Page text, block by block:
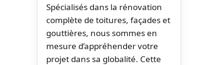
Spécialisés dans la rénovation
complète de toitures, façades et
gouttières, nous sommes en
mesure d’appréhender votre
projet dans sa globalité. Cette